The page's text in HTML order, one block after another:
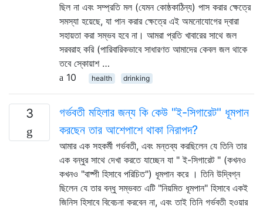
ছিল না এবং সম্প্রতি মল (যেমন কোষ্ঠকাঠিন্য) পাস করার ক্ষেত্রে
সমস্যা হয়েছে, যা পান করার ক্ষেত্রে এই অমনোযোগের দ্বারা
সহায়তা করা সম্ভব হবে না। আমরা প্রতি খাবারের সাথে জল
সরবরাহ করি (পারিবারিকভাবে সাধারণত আমাদের কেবল জল থাকে
তবে স্কোয়াশ …
10
health drinking
3
গর্ভবতী মহিলার জন্য কি কেউ "ই-সিগারেট" ধূমপান
করছেন তার আশেপাশে থাকা নিরাপদ?
আমার এক সহকর্মী গর্ভবতী, এবং মন্তব্য করছিলেন যে তিনি তার
এক বন্ধুর সাথে দেখা করতে যাচ্ছেন যা " ই-সিগারেট " (কখনও
কখনও "বাষ্পী হিসাবে পরিচিত") ধূমপান করে । তিনি উদ্বিগ্ন
ছিলেন যে তার বন্ধু সম্ভবত এটি "নিয়মিত ধূমপান" হিসাবে একই
জিনিস হিসাবে বিবেচনা করবেন না, এবং তাই তিনি গর্ভবতী হওয়ার